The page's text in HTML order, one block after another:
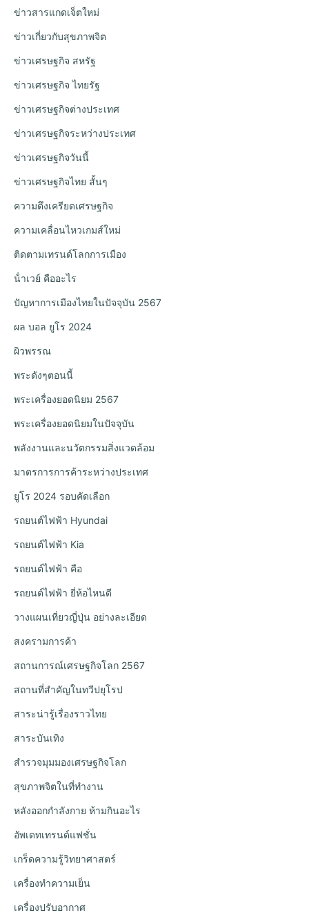
ข่าวสารแกดเจ็ตใหม่
ข่าวเกี่ยวกับสุขภาพจิต
ข่าวเศรษฐกิจ สหรัฐ
ข่าวเศรษฐกิจ ไทยรัฐ
ข่าวเศรษฐกิจต่างประเทศ
ข่าวเศรษฐกิจระหว่างประเทศ
ข่าวเศรษฐกิจวันนี้
ข่าวเศรษฐกิจไทย สั้นๆ
ความตึงเครียดเศรษฐกิจ
ความเคลื่อนไหวเกมส์ใหม่
ติดตามเทรนด์โลกการเมือง
น้ําเวย์ คืออะไร
ปัญหาการเมืองไทยในปัจจุบัน 2567
ผล บอล ยูโร 2024
ผิวพรรณ
พระดังๆตอนนี้
พระเครื่องยอดนิยม 2567
พระเครื่องยอดนิยมในปัจจุบัน
พลังงานและนวัตกรรมสิ่งแวดล้อม
มาตรการการค้าระหว่างประเทศ
ยูโร 2024 รอบคัดเลือก
รถยนต์ไฟฟ้า Hyundai
รถยนต์ไฟฟ้า Kia
รถยนต์ไฟฟ้า คือ
รถยนต์ไฟฟ้า ยี่ห้อไหนดี
วางแผนเที่ยวญี่ปุ่น อย่างละเอียด
สงครามการค้า
สถานการณ์เศรษฐกิจโลก 2567
สถานที่สำคัญในทวีปยุโรป
สาระน่ารู้เรื่องราวไทย
สาระบันเทิง
สำรวจมุมมองเศรษฐกิจโลก
สุขภาพจิตในที่ทำงาน
หลังออกกําลังกาย ห้ามกินอะไร
อัพเดทเทรนด์แฟชั่น
เกร็ดความรู้วิทยาศาสตร์
เครื่องทำความเย็น
เครื่องปรับอากาศ